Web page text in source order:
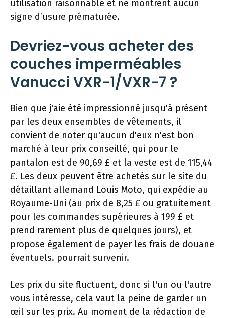
utilisation raisonnable et ne montrent aucun
signe d’usure prématurée.
Devriez-vous acheter des
couches imperméables
Vanucci VXR-1/VXR-7 ?
Bien que j'aie été impressionné jusqu'à présent
par les deux ensembles de vêtements, il
convient de noter qu'aucun d'eux n'est bon
marché à leur prix conseillé, qui pour le
pantalon est de 90,69 £ et la veste est de 115,44
£. Les deux peuvent être achetés sur le site du
détaillant allemand Louis Moto, qui expédie au
Royaume-Uni (au prix de 8,25 £ ou gratuitement
pour les commandes supérieures à 199 £ et
prend rarement plus de quelques jours), et
propose également de payer les frais de douane
éventuels. pourrait survenir.
Les prix du site fluctuent, donc si l'un ou l'autre
vous intéresse, cela vaut la peine de garder un
œil sur les prix. Au moment de la rédaction de